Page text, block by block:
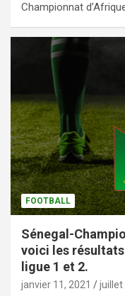
Championnat
FOOTBALL
Sénegal-
voici les
ligue 1 et 2.
janvier 11, 2021 juillet